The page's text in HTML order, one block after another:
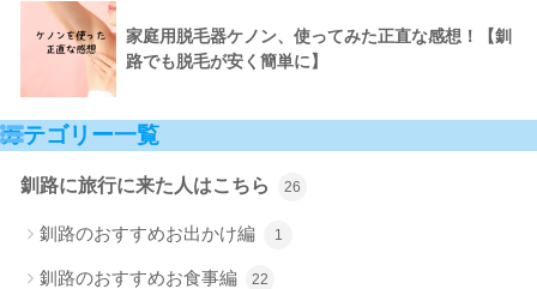
家庭用脱毛器ケノン、使ってみた正直な感想！【釧
路でも脱毛が安く簡単に】
カテゴリー一覧
釧路に旅行に来た人はこちら 26
釧路のおすすめお出かけ編 1
釧路のおすすめお食事編 22